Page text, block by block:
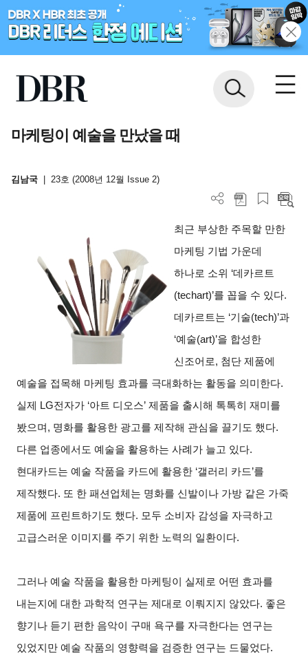
마케팅이 예술을 만났을 때
김남국 23호 (2008년 12월 Issue 2)
최근 부상한 주목할 만한
마케팅 기법 가운데
하나로 소위 ‘데카르트
(techart)’를 꼽을 수 있다.
데카르트는 ‘기술(tech)’과
‘예술(art)’을 합성한
신조어로, 첨단 제품에
예술을 접목해 마케팅 효과를 극대화하는 활동을 의미한다.
실제 LG전자가 ‘아트 디오스’ 제품을 출시해 톡톡히 재미를
봤으며, 명화를 활용한 광고를 제작해 관심을 끌기도 했다.
다른 업종에서도 예술을 활용하는 사례가 늘고 있다.
현대카드는 예술 작품을 카드에 활용한 ‘갤러리 카드’를
제작했다. 또 한 패션업체는 명화를 신발이나 가방 같은 가죽
제품에 프린트하기도 했다. 모두 소비자 감성을 자극하고
고급스러운 이미지를 주기 위한 노력의 일환이다.
그러나 예술 작품을 활용한 마케팅이 실제로 어떤 효과를
내는지에 대한 과학적 연구는 제대로 이뤄지지 않았다. 좋은
향기나 듣기 편한 음악이 구매 욕구를 자극한다는 연구는
있었지만 예술 작품의 영향력을 검증한 연구는 드물었다.